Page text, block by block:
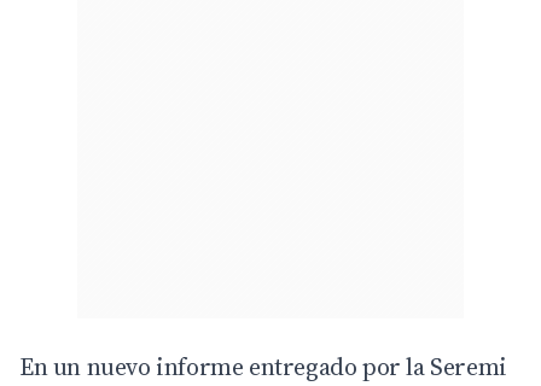
En un nuevo informe entregado por la Seremi